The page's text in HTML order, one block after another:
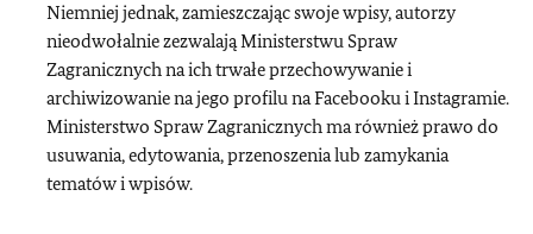
Niemniej jednak, zamieszczając swoje wpisy, autorzy
nieodwołalnie zezwalają Ministerstwu Spraw
Zagranicznych na ich trwałe przechowywanie i
archiwizowanie na jego profilu na Facebooku i Instagramie.
Ministerstwo Spraw Zagranicznych ma również prawo do
usuwania, edytowania, przenoszenia lub zamykania
tematów i wpisów.